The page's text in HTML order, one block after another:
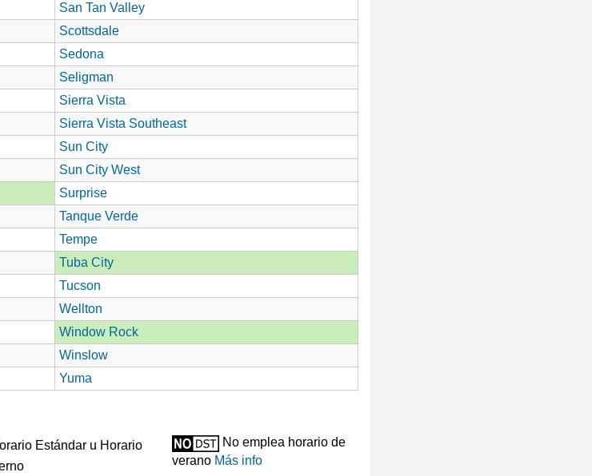
San Tan Valley
Scottsdale
Sedona
Seligman
Sierra Vista
Sierra Vista Southeast
Sun City
Sun City West
Surprise
Tanque Verde
Tempe
Tuba City
Tucson
Wellton
Window Rock
Winslow
Yuma
Estándar u Horario
No emplea horario de
verano Más info